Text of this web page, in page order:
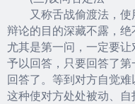
又称舌战偷渡法，使
辩论的目的深藏不露，绝
尤其是第一问，一定要
予以回答，只要回答了
回答了。等到对方自觉难
这种使对方处处被动、